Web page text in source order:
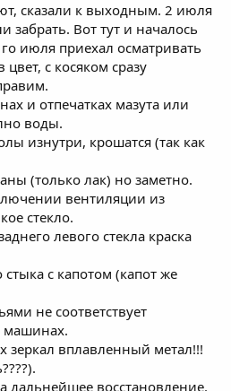
сказали к выходным. 2 июля
Вот тут и началось
июля приехал осматривать
с косяком сразу
и отпечатках мазута или
воды.
изнутри, крошатся (так как
(только лак) но заметно.
вентиляции из
стекло.
левого стекла краска
с капотом (капот же
не соответствует
машинах.
зеркал вплавленный метал!!!
дальнейшее восстановление.